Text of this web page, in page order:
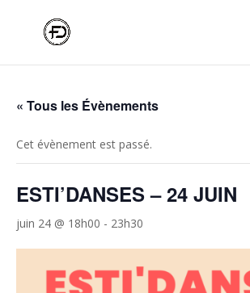
« Tous les Évènements
Cet évènement est passé.
ESTI’DANSES – 24 JUIN
juin 24 @ 18h00 - 23h30